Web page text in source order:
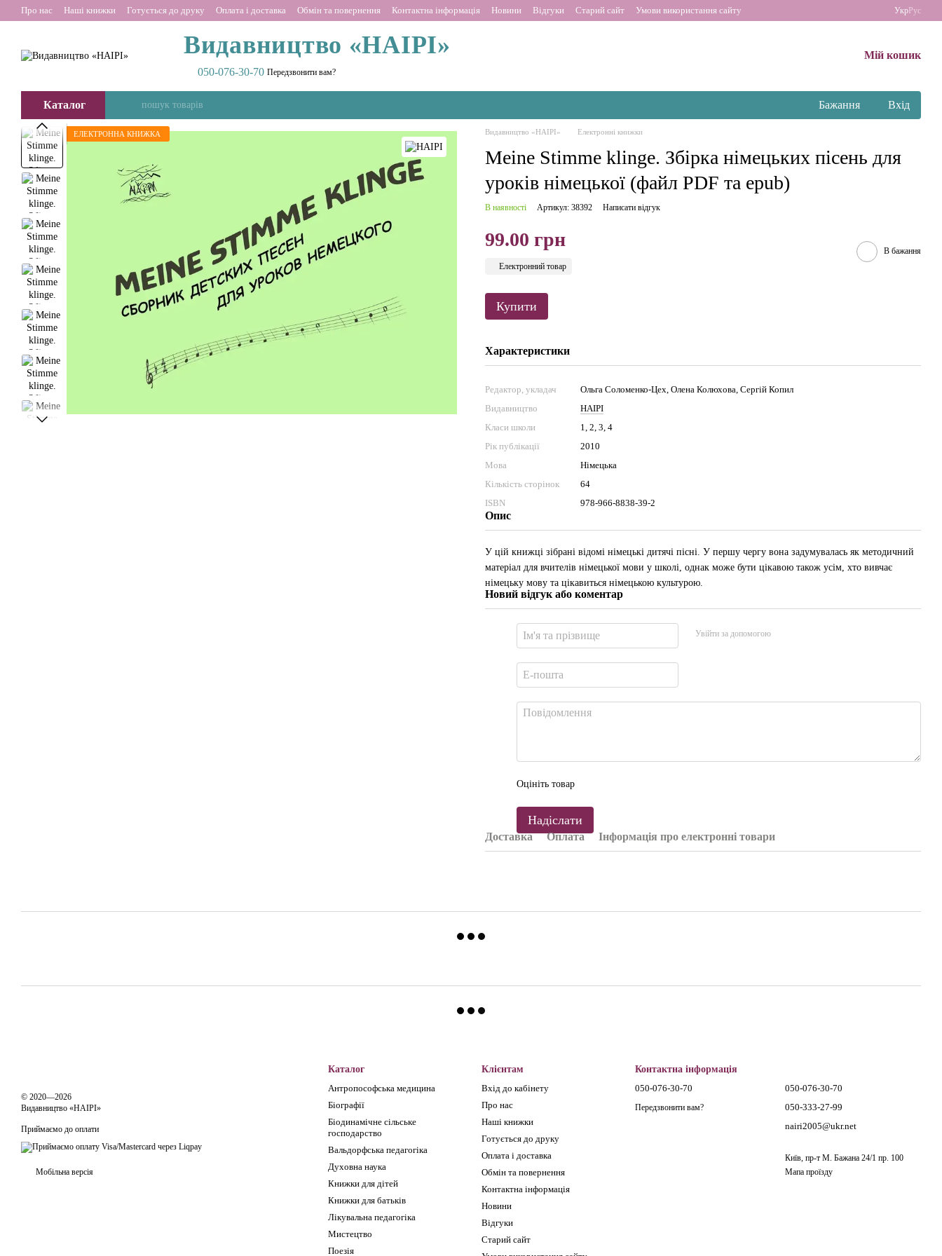
Перейти до основного контенту
Про нас Наші книжки Готується до друку Оплата і доставка Обмін та повернення Контактна інформація Новини Відгуки Старий сайт Умови використання сайту Укр Рус
Видавництво «НАІРІ»
050-076-30-70 Передзвонити вам?
Мій кошик
Каталог Бажання Вхід
ЕЛЕКТРОННА КНИЖКА Видавництво «НАІРІ» Електронні книжки
Meine Stimme klinge. Збірка німецьких пісень для
уроків німецької (файл PDF та epub)
В наявності Артикул: 38392 Написати відгук
99.00 грн
Електронний товар
В бажання
Купити
Характеристики
Редактор, укладач
Ольга Соломенко-Цех, Олена Колюхова, Сергій Копил
Видавництво
НАІРІ
Класи школи
1, 2, 3, 4
Рік публікації
2010
Мова
Німецька
Кількість сторінок
64
ISBN
978-966-8838-39-2
Опис
У цій книжці зібрані відомі німецькі дитячі пісні. У першу чергу вона задумувалась як методичний
матеріал для вчителів німецької мови у школі, однак може бути цікавою також усім, хто вивчає
німецьку мову та цікавиться німецькою культурою.
Новий відгук або коментар
Увійти за допомогою
Оцініть товар
Надіслати
Доставка Оплата Інформація про електронні товари
© 2020—2026
Видавництво «НАІРІ»
Приймаємо до оплати
Мобільна версія
Каталог
Антропософська медицина
Біографії
Біодинамічне сільське
господарство
Вальдорфська педагогіка
Духовна наука
Книжки для дітей
Книжки для батьків
Лікувальна педагогіка
Мистецтво
Поезія
Клієнтам
Вхід до кабінету
Про нас
Наші книжки
Готується до друку
Оплата і доставка
Обмін та повернення
Контактна інформація
Новини
Відгуки
Старий сайт
Контактна інформація
050-076-30-70
Передзвонити вам?
050-076-30-70
050-333-27-99
nairi2005@ukr.net
Київ, пр-т М. Бажана 24/1 пр. 100
Мапа проїзду